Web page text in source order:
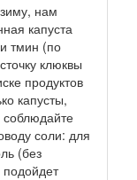
нам
капуста
тмин (по
клюквы
продуктов
капусты,
соблюдайте
соли: для
(без